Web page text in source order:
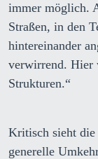
immer möglich.
Straßen, in den
hintereinander
verwirrend. Hier
Strukturen.“
Kritisch sieht die
generelle